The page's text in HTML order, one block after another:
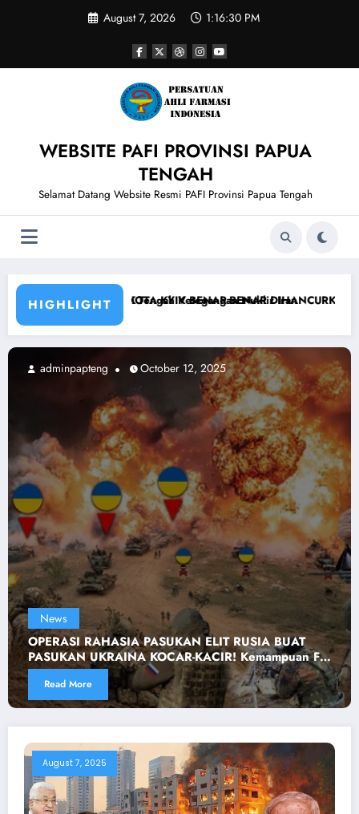
August 7, 2026 1:16:32 PM
WEBSITE PAFI PROVINSI PAPUA
TENGAH
Selamat Datang Website Resmi PAFI Provinsi Papua Tengah
HIGHLIGHT
Nuklir Iran
BENAR DIHANCURKAN! Senjata Buatan Korut yang Digunakan
Iran Meluncurkan
FSB
News
RATUSAN TANK TEMPUR ISRAEL
Serangan Brutal Tanpa Henti Dilancarkan
Read More
adminpapteng April 13, 2026
August 7, 2025